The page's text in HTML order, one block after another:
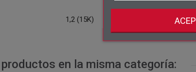
1,2 (15K)
en la misma categoría: